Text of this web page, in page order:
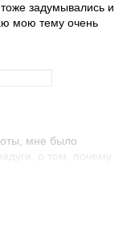
задумывались и
мою тему очень
мне было
о том, почему
больше всего
имеет форму дуги,
и название